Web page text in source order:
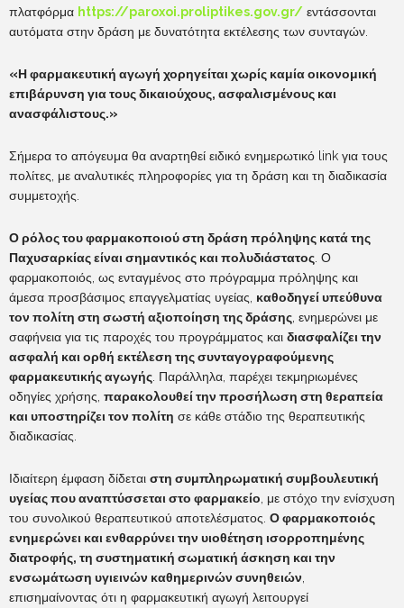
πλατφόρμα https://paroxoi.proliptikes.gov.gr/ εντάσσονται
αυτόματα στην δράση με δυνατότητα εκτέλεσης των συνταγών.
«Η φαρμακευτική αγωγή χορηγείται χωρίς καμία οικονομική
επιβάρυνση για τους δικαιούχους, ασφαλισμένους και
ανασφάλιστους.»
Σήμερα το απόγευμα θα αναρτηθεί ειδικό ενημερωτικό link για τους
πολίτες, με αναλυτικές πληροφορίες για τη δράση και τη διαδικασία
συμμετοχής.
Ο ρόλος του φαρμακοποιού στη δράση πρόληψης κατά της
Παχυσαρκίας είναι σημαντικός και πολυδιάστατος . Ο
φαρμακοποιός, ως ενταγμένος στο πρόγραμμα πρόληψης και
άμεσα προσβάσιμος επαγγελματίας υγείας, καθοδηγεί υπεύθυνα
τον πολίτη στη σωστή αξιοποίηση της δράσης , ενημερώνει με
σαφήνεια για τις παροχές του προγράμματος και διασφαλίζει την
ασφαλή και ορθή εκτέλεση της συνταγογραφούμενης
φαρμακευτικής αγωγής . Παράλληλα, παρέχει τεκμηριωμένες
οδηγίες χρήσης, παρακολουθεί την προσήλωση στη θεραπεία
και υποστηρίζει τον πολίτη σε κάθε στάδιο της θεραπευτικής
διαδικασίας.
Ιδιαίτερη έμφαση δίδεται στη συμπληρωματική συμβουλευτική
υγείας που αναπτύσσεται στο φαρμακείο , με στόχο την ενίσχυση
του συνολικού θεραπευτικού αποτελέσματος. Ο φαρμακοποιός
ενημερώνει και ενθαρρύνει την υιοθέτηση ισορροπημένης
διατροφής, τη συστηματική σωματική άσκηση και την
ενσωμάτωση υγιεινών καθημερινών συνηθειών
επισημαίνοντας ότι η φαρμακευτική αγωγή λειτουργεί